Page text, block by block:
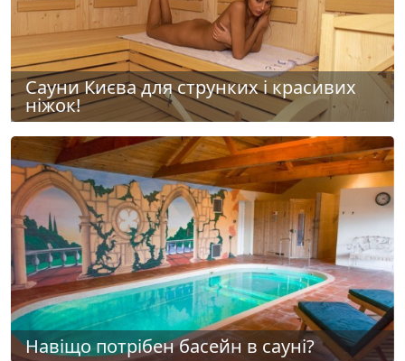
Сауни Києва для струнких і красивих
ніжок!
Навіщо потрібен басейн в сауні?